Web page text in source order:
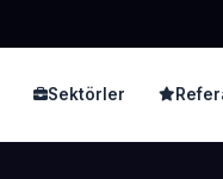
Sektörler